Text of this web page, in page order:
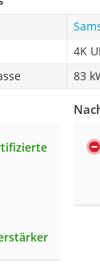
4K
83